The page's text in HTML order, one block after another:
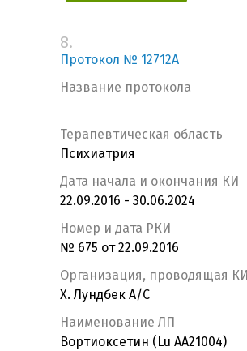
8.
Протокол № 12712А
Название протокола
Терапевтическая область
Психиатрия
Дата начала и окончания КИ
22.09.2016 - 30.06.2024
Номер и дата РКИ
№ 675 от 22.09.2016
Организация, проводящая КИ
Х. Лундбек А/С
Наименование ЛП
Вортиоксетин (Lu AA21004)